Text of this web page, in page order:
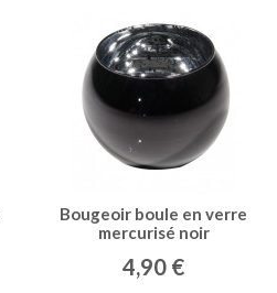
Bougeoir boule en verre
mercurisé noir
4,90 €